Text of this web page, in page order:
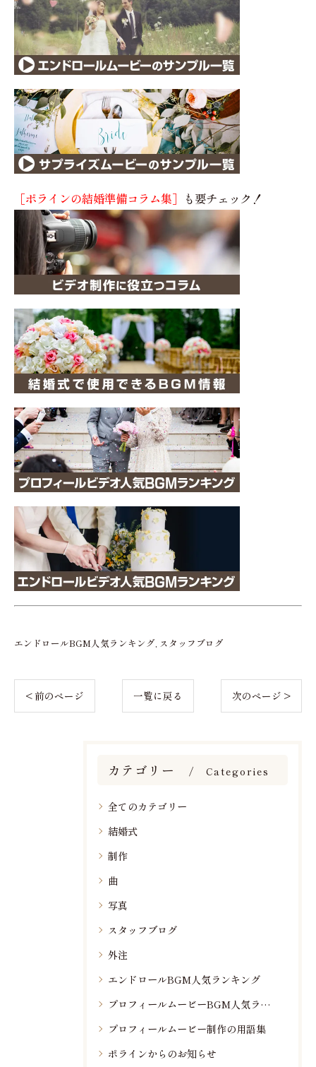
［ポラインの結婚準備コラム集］ も要チェック！
エンドロールBGM人気ランキング スタッフブログ
< 前のページ 一覧に戻る 次のページ >
カテゴリー Categories
全てのカテゴリー
結婚式
制作
曲
写真
スタッフブログ
外注
エンドロールBGM人気ランキング
プロフィールムービーBGM人気ランキング
プロフィールムービー制作の用語集
ポラインからのお知らせ